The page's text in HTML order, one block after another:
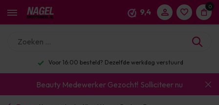
9,4
0
Voor 16:00 besteld? Dezelfde werkdag verstuurd
Beauty Medewerker Gezocht! Solliciteer nu